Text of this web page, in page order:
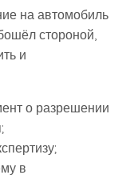
на автомобиль
стороной,
и
о разрешении
в